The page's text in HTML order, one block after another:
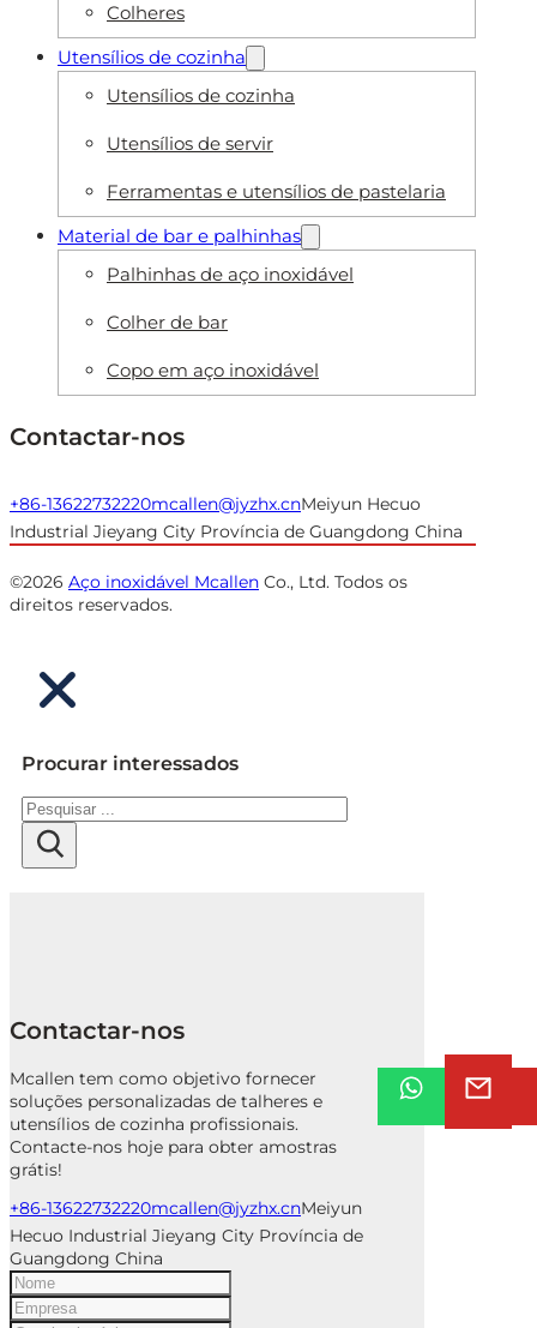
Colheres
Utensílios de cozinha
Utensílios de cozinha
Utensílios de servir
Ferramentas e utensílios de pastelaria
Material de bar e palhinhas
Palhinhas de aço inoxidável
Colher de bar
Copo em aço inoxidável
Contactar-nos
+86-13622732220mcallen@jyzhx.cnMeiyun Hecuo
Industrial Jieyang City Província de Guangdong China
©2026 Aço inoxidável Mcallen Co., Ltd. Todos os
direitos reservados.
Procurar interessados
Pesquisar
Contactar-nos
Mcallen tem como objetivo fornecer
soluções personalizadas de talheres e
utensílios de cozinha profissionais.
Contacte-nos hoje para obter amostras
grátis!
+86-13622732220mcallen@jyzhx.cnMeiyun
Hecuo Industrial Jieyang City Província de
Guangdong China